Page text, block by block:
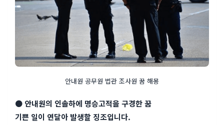
안내원 공무원 법관 조사원 꿈 해몽
● 안내원의 인솔하에 명승고적을 구경한 꿈
기쁜 일이 연달아 발생할 징조입니다.